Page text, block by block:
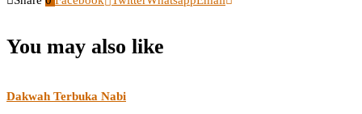
You may also like
Dakwah Terbuka Nabi